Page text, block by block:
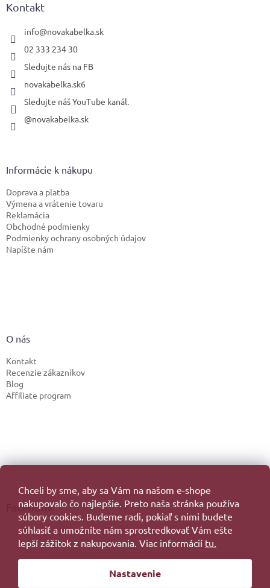
Chceli by sme, aby sa Vám na našom e-shope
nakupovalo čo najlepšie. Preto naša stránka používa
súbory cookies. Budeme radi, pokiaľ s nimi budete
súhlasiť a umožníte nám sprostredkovať Vám ešte
lepší zážitok z nakupovania. Viac informácií tu.
Nastavenie
Kontakt
info@novakabelka.sk
02 333 234 30
Sledujte nás na FB
novakabelka.sk6
Sledujte náš YouTube kanál.
@novakabelka.sk
Informácie k nákupu
Doprava a platba
Výmena a vrátenie tovaru
Reklamácia
Obchodné podmienky
Podmienky ochrany osobných údajov
Napíšte nám
O nás
Kontakt
Recenzie zákazníkov
Blog
Affiliate program
Facebook
Vytvoril Shoptet